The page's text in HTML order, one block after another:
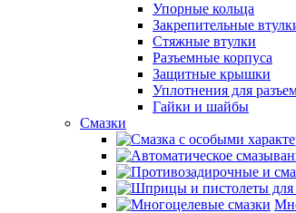
Упорные кольца
Закрепительные
Стяжные втулки
Разъемные корпуса
Защитные крышки
Уплотнения для
Гайки и шайбы
Смазки